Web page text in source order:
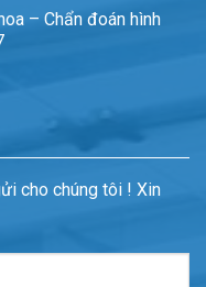
– Chẩn đoán hình
cho chúng tôi ! Xin